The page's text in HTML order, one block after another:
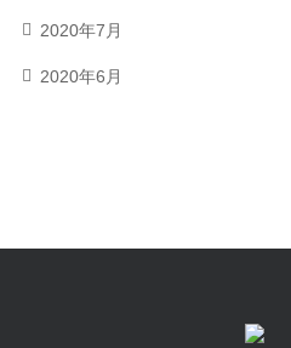
2020年7月
2020年6月